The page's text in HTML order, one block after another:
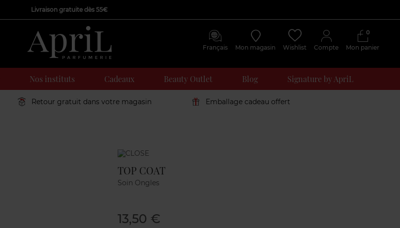
Livraison gratuite dès 55€
Français Mon magasin Wishlist Compte Mon panier
0
Nos instituts Cadeaux Beauty Outlet Blog Signature by ApriL
Retour gratuit dans votre magasin Emballage cadeau offert
Marque
TOP COAT
Soin Ongles
13,50 €